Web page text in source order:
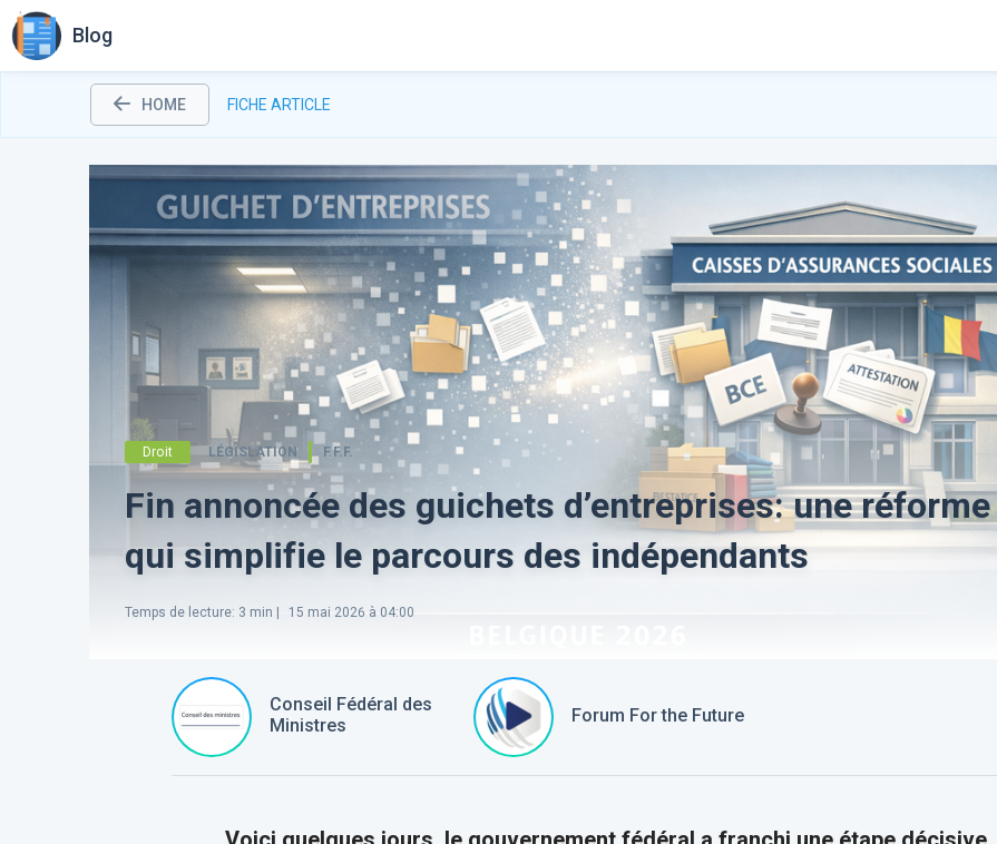
Blog
HOME FICHE ARTICLE
Droit LÉGISLATION F.F.F.
Fin annoncée des guichets d’entreprises: une réforme
qui simplifie le parcours des indépendants
Temps de lecture: 3 min | 15 mai 2026 à 04:00
Conseil Fédéral des
Ministres
Forum For the Future